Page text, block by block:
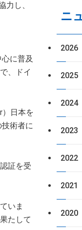
力し、
に普及
、ドイ
）日本を
術者に
証を受
いま
たして
ニ
2026
2025
2024
2023
2022
2021
2020